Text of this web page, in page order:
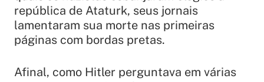
república de Ataturk, seus jornais
lamentaram sua morte nas primeiras
páginas com bordas pretas.
Afinal, como Hitler perguntava em várias